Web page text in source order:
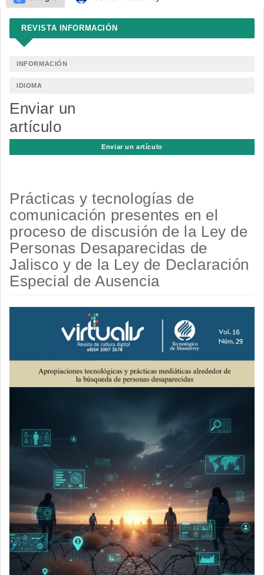
REVISTA INFORMACIÓN
INFORMACIÓN
IDIOMA
Enviar un
artículo
Enviar un artículo
Prácticas y tecnologías de
comunicación presentes en el
proceso de discusión de la Ley de
Personas Desaparecidas de
Jalisco y de la Ley de Declaración
Especial de Ausencia
del
artículo